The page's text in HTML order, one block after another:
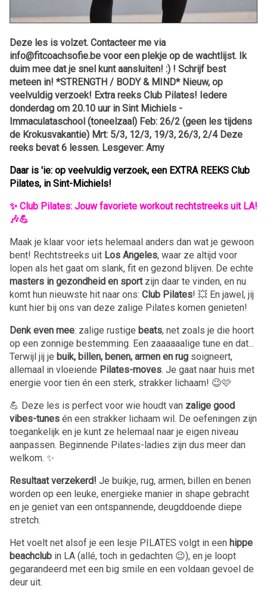
Deze les is volzet. Contacteer me via
info@fitcoachsofie.be voor een plekje op de wachtlijst. Ik
duim mee dat je snel kunt aansluiten! :) ! Schrijf best
meteen in! *STRENGTH / BODY & MIND* Nieuw, op
veelvuldig verzoek! Extra reeks Club Pilates! Iedere
donderdag om 20.10 uur in Sint Michiels -
Immaculataschool (toneelzaal) Feb: 26/2 (geen les tijdens
de Krokusvakantie) Mrt: 5/3, 12/3, 19/3, 26/3, 2/4 Deze
reeks bevat 6 lessen. Lesgever: Amy
Daar is 'ie: op veelvuldig verzoek, een EXTRA REEKS Club
Pilates, in Sint-Michiels!
✨ Club Pilates: Jouw favoriete workout rechtstreeks uit LA!
🎶💪
Maak je klaar voor iets helemaal anders dan wat je gewoon
bent! Rechtstreeks uit Los Angeles, waar ze altijd voor
lopen als het gaat om slank, fit en gezond blijven. De echte
masters in gezondheid en sport zijn daar te vinden, en nu
komt hun nieuwste hit naar ons: Club Pilates! 💥 En jawel, jij
kunt hier bij ons van deze zalige Pilates komen genieten!
Denk even mee: zalige rustige beats, net zoals je die hoort
op een zonnige bestemming. Een zaaaaaalige tune en dat...
Terwijl jij je buik, billen, benen, armen en rug soigneert,
allemaal in vloeiende Pilates-moves. Je gaat naar huis met
energie voor tien én een sterk, strakker lichaam! 😉🩷
💪 Deze les is perfect voor wie houdt van zalige good
vibes-tunes én een strakker lichaam wil. De oefeningen zijn
toegankelijk en je kunt ze helemaal naar je eigen niveau
aanpassen. Beginnende Pilates-ladies zijn dus meer dan
welkom. ✨
Resultaat verzekerd! Je buikje, rug, armen, billen en benen
worden op een leuke, energieke manier in shape gebracht
en je geniet van een ontspannende, deugddoende diepe
stretch.
Het voelt net alsof je een lesje PILATES volgt in een hippe
beachclub in LA (allé, toch in gedachten 😉), en je loopt
gegarandeerd met een big smile en een voldaan gevoel de
deur uit.